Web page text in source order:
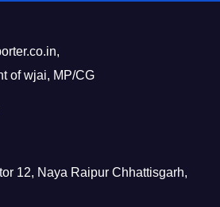
of wjai, MP/CG
12, Naya Raipur Chhattisgarh,